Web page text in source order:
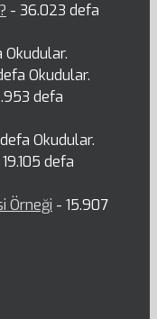
- 36.023 defa
Okudular.
Okudular.
defa
Okudular.
defa
Örneği - 15.907